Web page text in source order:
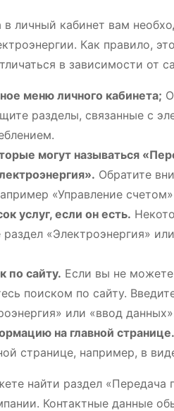
личный кабинет вам
Как правило,
в зависимости от
меню личного кабинета;
разделы, связанные с
могут называться
Обратите
«Управление
услуг, если он есть.
«Электроэнергия»
по сайту. Если вы не
поиском по сайту.
или «ввод
на главной странице.
странице, например, в
найти раздел «Передача
Контактные данные